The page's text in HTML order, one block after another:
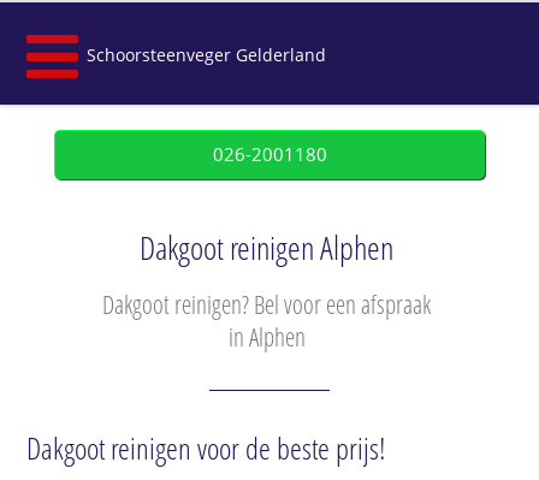
Schoorsteenveger Gelderland
026-2001180
Dakgoot reinigen Alphen
Dakgoot reinigen? Bel voor een afspraak
in Alphen
Dakgoot reinigen voor de beste prijs!